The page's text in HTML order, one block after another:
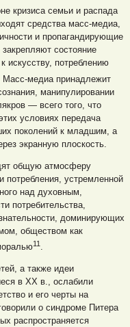
кризиса семьи и распада
средства масс-медиа,
и пропагандирующие
состояние
искусству, потреблению
. Масс-медиа принадлежит
манипулировании
— всего того, что
условиях передача
поколений к младшим, а
экранную плоскость.
общую атмосферу
устремленной
над духовным,
потребительства,
доминирующих
обществом как
11 .
а также идеи
в XX в., ослабили
и его черты на
о синдроме Питера
распространяется